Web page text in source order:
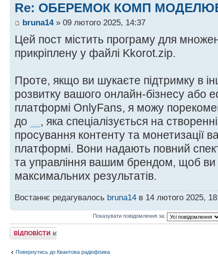
Re: ОБЕРЕМОК КОМП
bruna14» 09 лютого 2025, 14:37
Цей пост містить програму для
прикріплену у файлі Kkorot.zip.
Проте, якщо ви шукаєте підтримку в
розвитку вашого онлайн-бізнесу або
платформі OnlyFans, я можу
до
, яка спеціалізується на
просування контенту та монетизації
платформі. Вони надають повний
та управління вашим брендом, щоб ви
максимальних результатів.
Востаннє редагувалось bruna14 в 14 лютого 2025,
Показувати повідомлення за:
Відповісти
Повернутись до Квантова радіофізика